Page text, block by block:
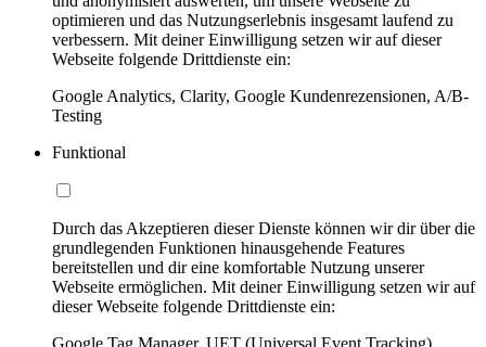
optimieren und das Nutzungserlebnis insgesamt laufend zu
verbessern. Mit deiner Einwilligung setzen wir auf dieser
Webseite folgende Drittdienste ein:
Google Analytics, Clarity, Google Kundenrezensionen, A/B-
Testing
Funktional
Durch das Akzeptieren dieser Dienste können wir dir über die
grundlegenden Funktionen hinausgehende Features
bereitstellen und dir eine komfortable Nutzung unserer
Webseite ermöglichen. Mit deiner Einwilligung setzen wir auf
dieser Webseite folgende Drittdienste ein:
Google Tag Manager, UET (Universal Event Tracking)